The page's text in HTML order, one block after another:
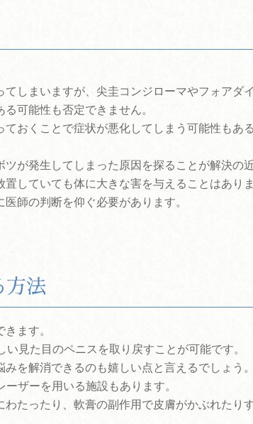
しまいますが、尖圭コンジローマやフォアダ
可能性も否定できません。
おくことで症状が悪化してしまう可能性もあ
が発生してしまった原因を探ることが解決の近
していても体に大きな害を与えることはありま
師の判断を仰ぐ必要があります。
方法
ます。
見た目のペニスを取り戻すことが可能です。
を解消できるのも嬉しい点と言えるでしょう。
ザーを用いる施設もあります。
たったり、軟膏の副作用で皮膚がかぶれたり